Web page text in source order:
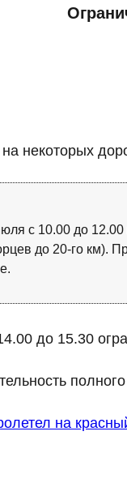
некоторых
с 10.00 до
до 20-го км).
до 15.30
на